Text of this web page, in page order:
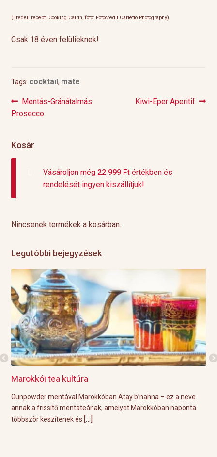
(Eredeti recept: Cooking Catrin, fotó: Fotocredit Carletto Photography)
Csak 18 éven felülieknek!
Tags: cocktail , mate
Bejegyzés
navigáció
Previous
post:
Mentás-Gránátalmás
Prosecco
Next
Kiwi-Eper Aperitif
Kosár
Vásároljon még 22 999 Ftértékben és
rendelését ingyen kiszállítjuk!
Nincsenek termékek a kosárban.
Legutóbbi bejegyzések
Marokkói tea kultúra
Gunpowder mentával Marokkóban Atay b’nahna – ez a neve
annak a frissítő mentateának, amelyet Marokkóban naponta
többször készítenek és […]